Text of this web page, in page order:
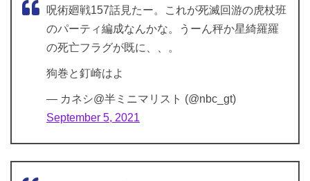
呪術廻戦157話見たー。これが死滅回游の虎杖班
のパーティ編成なんかな。うーん秤か星綺羅羅
の死亡フラグが既に、、。
狗巻と釘崎はよ
— カネシ@半ミニマリスト (@nbc_gt)
September 5, 2021